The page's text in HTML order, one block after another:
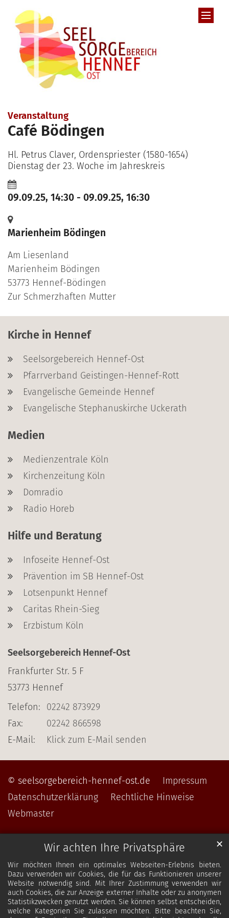
Wir achten Ihre Privatsphäre
Wir möchten Ihnen ein optimales Webseiten-Erlebnis bieten.
Dazu verwenden wir Cookies, die für das Funktionieren unserer
Website notwendig sind. Mit Ihrer Zustimmung verwenden wir
auch Cookies, die zur Anzeige externer Inhalte oder zu anonymen
Statistikzwecken genutzt werden. Sie können selbst entscheiden,
welche Kategorien Sie zulassen möchten. Bitte beachten Sie,
✕
Veranstaltung
Café Bödingen
Hl. Petrus Claver, Ordenspriester (1580-1654)
Dienstag der 23. Woche im Jahreskreis
09.09.25, 14:30 - 09.09.25, 16:30
Marienheim Bödingen
Am Liesenland
Marienheim Bödingen
53773 Hennef-Bödingen
Zur Schmerzhaften Mutter
Kirche in Hennef
Seelsorgebereich Hennef-Ost
Pfarrverband Geistingen-Hennef-Rott
Evangelische Gemeinde Hennef
Evangelische Stephanuskirche Uckerath
Medien
Medienzentrale Köln
Kirchenzeitung Köln
Domradio
Radio Horeb
Hilfe und Beratung
Infoseite Hennef-Ost
Prävention im SB Hennef-Ost
Lotsenpunkt Hennef
Caritas Rhein-Sieg
Erzbistum Köln
Seelsorgebereich Hennef-Ost
Frankfurter Str. 5 F
53773 Hennef
Telefon:
02242 873929
Fax:
02242 866598
E-Mail:
Klick zum E-Mail senden
© seelsorgebereich-hennef-ost.de
Impressum
Datenschutzerklärung
Rechtliche Hinweise
Webmaster